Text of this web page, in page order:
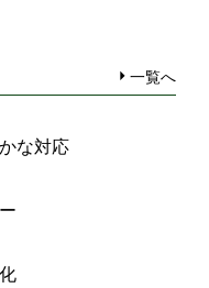
一覧へ
な対応